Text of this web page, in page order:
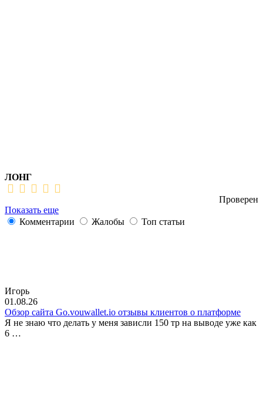
ЛОНГ
Проверен
Показать еще
Комментарии
Жалобы Топ статьи
Игорь
01.08.26
Обзор сайта Go.vouwallet.io отзывы клиентов о платформе
Я не знаю что делать у меня зависли 150 тр на выводе уже как
6 …